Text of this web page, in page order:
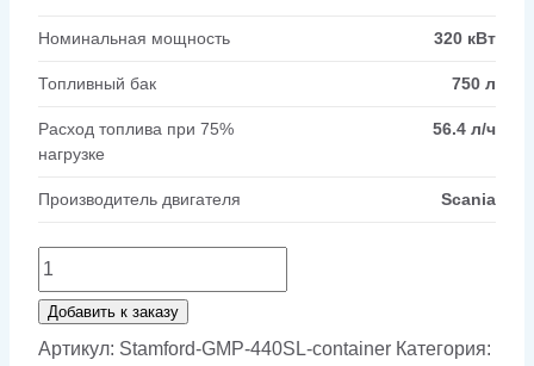
Номинальная мощность 320 кВт
Топливный бак 750 л
Расход топлива при 75%
нагрузке
56.4 л/ч
Производитель двигателя Scania
Количество
товара
Генератор
Добавить к заказу
Артикул: Stamford-GMP-440SL-container Категория: